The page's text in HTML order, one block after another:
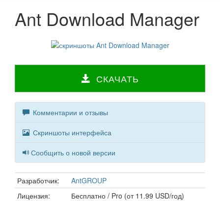
Ant Download Manager
СКАЧАТЬ
Комментарии и отзывы
Скриншоты интерфейса
Сообщить о новой версии
Разработчик:
AntGROUP
Лицензия:
Бесплатно / Pro (от 11.99 USD/год)